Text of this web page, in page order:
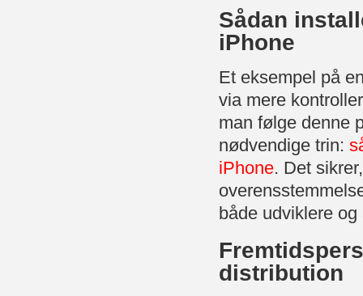
Sådan
iPhone
Et eksempel på
via mere
man følge denne
nødvendige trin:
iPhone. Det
både udviklere
distribution